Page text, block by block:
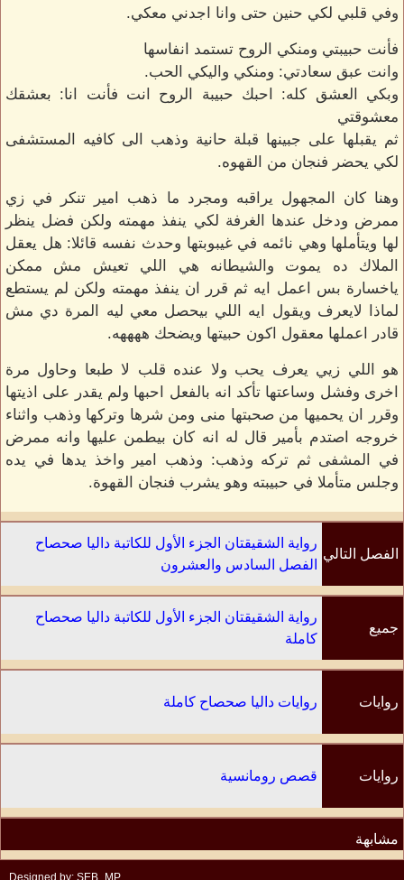
وفي قلبي لكي حنين حتى وانا اجدني معكي.
فأنت حبيبتي ومنكي الروح تستمد انفاسها
وانت عبق سعادتي: ومنكي واليكي الحب.
وبكي العشق كله: احبك حبيبة الروح انت فأنت انا: بعشقك
معشوقتي
ثم يقبلها على جبينها قبلة حانية وذهب الى كافيه المستشفى
لكي يحضر فنجان من القهوه.
وهنا كان المجهول يراقبه ومجرد ما ذهب امير تنكر في زي
ممرض ودخل عندها الغرفة لكي ينفذ مهمته ولكن فضل ينظر
لها ويتأملها وهي نائمه في غيبوبتها وحدث نفسه قائلا: هل يعقل
الملاك ده يموت والشيطانه هي اللي تعيش مش ممكن
ياخسارة بس اعمل ايه ثم قرر ان ينفذ مهمته ولكن لم يستطع
لماذا لايعرف ويقول ايه اللي بيحصل معي ليه المرة دي مش
قادر اعملها معقول اكون حبيتها ويضحك ههههه.
هو اللي زيي يعرف يحب ولا عنده قلب لا طبعا وحاول مرة
اخرى وفشل وساعتها تأكد انه بالفعل احبها ولم يقدر على اذيتها
وقرر ان يحميها من صحبتها منى ومن شرها وتركها وذهب واثناء
خروجه اصتدم بأمير قال له انه كان بيطمن عليها وانه ممرض
في المشفى ثم تركه وذهب: وذهب امير واخذ يدها في يده
وجلس متأملا في حبيبته وهو يشرب فنجان القهوة.
الفصل التالي
رواية الشقيقتان الجزء الأول للكاتبة داليا صحصاح
الفصل السادس والعشرون
جميع
رواية الشقيقتان الجزء الأول للكاتبة داليا صحصاح
كاملة
روايات روايات داليا صحصاح كاملة
روايات
مشابهة
قصص رومانسية
Designed by: SEB_MP